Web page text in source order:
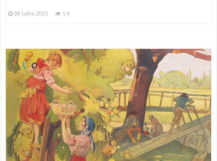
08 Julho 2025 5 K